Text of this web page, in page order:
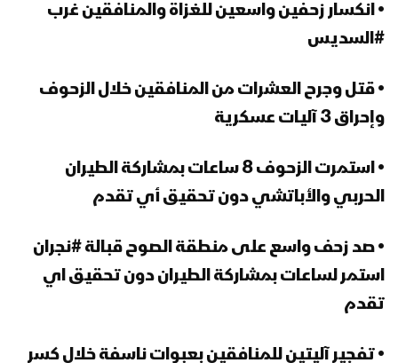
• انكسار زحفين واسعين للغزاة والمنافقين غرب
#السديس
• قتل وجرح العشرات من المنافقين خلال الزحوف
وإحراق 3 آليات عسكرية
• استمرت الزحوف 8 ساعات بمشاركة الطيران
الحربي والأباتشي دون تحقيق أي تقدم
• صد زحف واسع على منطقة الصوح قبالة #نجران
استمر لساعات بمشاركة الطيران دون تحقيق اي
تقدم
• تفجير آليتين للمنافقين بعبوات ناسفة خلال كسر